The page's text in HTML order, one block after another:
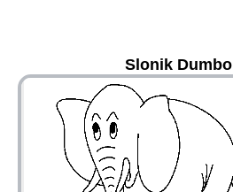
Slonik Dumbo